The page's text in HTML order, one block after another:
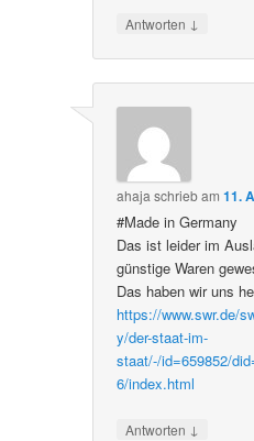
Antworten ↓
ahaja schriebam11.
#Made in Germany
Das ist leider im
günstige Waren
Das haben wir uns
https://www.swr.de/
y/der-staat-im-
staat/-/id=659852/
6/index.html
Antworten ↓